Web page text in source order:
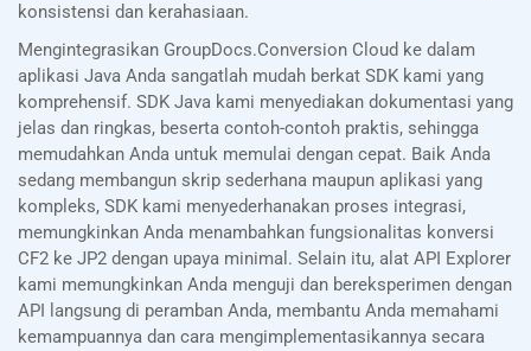
konsistensi dan kerahasiaan.
Mengintegrasikan GroupDocs.Conversion Cloud ke dalam
aplikasi Java Anda sangatlah mudah berkat SDK kami yang
komprehensif. SDK Java kami menyediakan dokumentasi yang
jelas dan ringkas, beserta contoh-contoh praktis, sehingga
memudahkan Anda untuk memulai dengan cepat. Baik Anda
sedang membangun skrip sederhana maupun aplikasi yang
kompleks, SDK kami menyederhanakan proses integrasi,
memungkinkan Anda menambahkan fungsionalitas konversi
CF2 ke JP2 dengan upaya minimal. Selain itu, alat API Explorer
kami memungkinkan Anda menguji dan bereksperimen dengan
API langsung di peramban Anda, membantu Anda memahami
kemampuannya dan cara mengimplementasikannya secara